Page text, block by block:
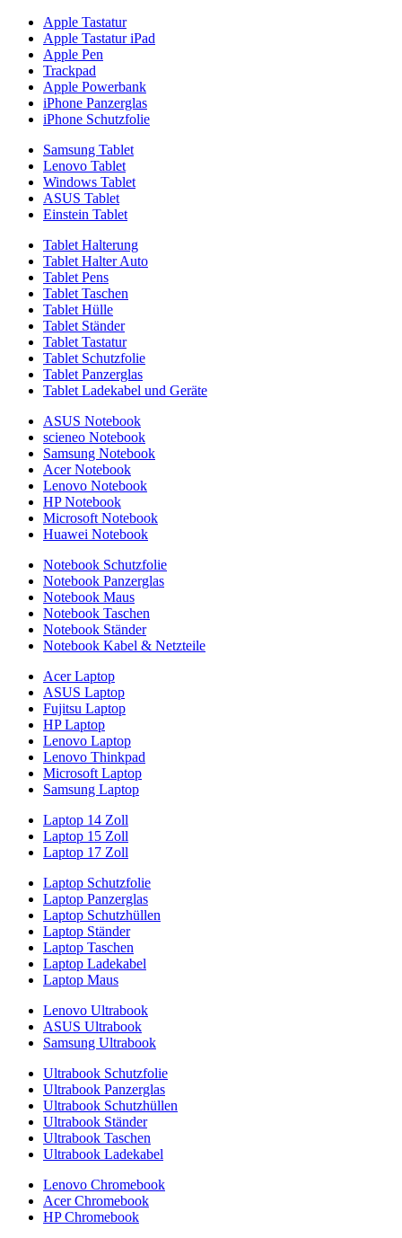
Apple Tastatur
Apple Tastatur iPad
Apple Pen
Trackpad
Apple Powerbank
iPhone Panzerglas
iPhone Schutzfolie
Samsung Tablet
Lenovo Tablet
Windows Tablet
ASUS Tablet
Einstein Tablet
Tablet Halterung
Tablet Halter Auto
Tablet Pens
Tablet Taschen
Tablet Hülle
Tablet Ständer
Tablet Tastatur
Tablet Schutzfolie
Tablet Panzerglas
Tablet Ladekabel und Geräte
ASUS Notebook
scieneo Notebook
Samsung Notebook
Acer Notebook
Lenovo Notebook
HP Notebook
Microsoft Notebook
Huawei Notebook
Notebook Schutzfolie
Notebook Panzerglas
Notebook Maus
Notebook Taschen
Notebook Ständer
Notebook Kabel & Netzteile
Acer Laptop
ASUS Laptop
Fujitsu Laptop
HP Laptop
Lenovo Laptop
Lenovo Thinkpad
Microsoft Laptop
Samsung Laptop
Laptop 14 Zoll
Laptop 15 Zoll
Laptop 17 Zoll
Laptop Schutzfolie
Laptop Panzerglas
Laptop Schutzhüllen
Laptop Ständer
Laptop Taschen
Laptop Ladekabel
Laptop Maus
Lenovo Ultrabook
ASUS Ultrabook
Samsung Ultrabook
Ultrabook Schutzfolie
Ultrabook Panzerglas
Ultrabook Schutzhüllen
Ultrabook Ständer
Ultrabook Taschen
Ultrabook Ladekabel
Lenovo Chromebook
Acer Chromebook
HP Chromebook